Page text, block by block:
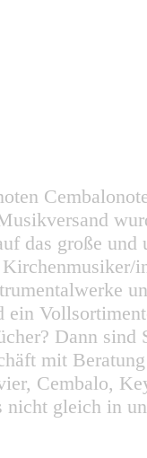
das große
Dann
mit
Cembalo,
nicht gleich in